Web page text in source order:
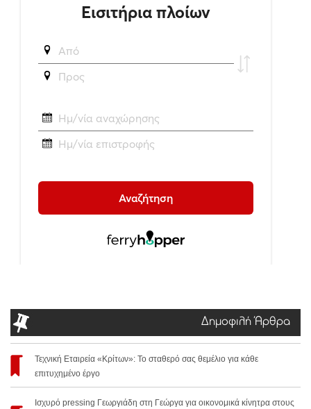
Δημοφιλή Άρθρα
Τεχνική Εταιρεία «Κρίτων»: Το σταθερό σας θεμέλιο για κάθε
επιτυχημένο έργο
Ισχυρό pressing Γεωργιάδη στη Γεώργα για οικονομικά κίνητρα στους